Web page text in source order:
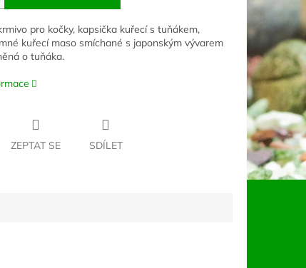
pro kočky, kapsička kuřecí s tuňákem,
kuřecí maso smíchané s japonským vývarem
o tuňáka.
ZEPTAT SE SDÍLET